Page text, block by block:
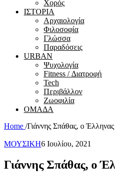
Χορός
ΙΣΤΟΡΙΑ
Αρχαιολογία
Φιλοσοφία
Γλώσσα
Παραδόσεις
URBAN
Ψυχολογία
Fitness / Διατροφή
Tech
Περιβάλλον
Ζωοφιλία
ΟΜΑΔΑ
Home /Γιάννης Σπάθας, ο
ΜΟΥΣΙΚΗ6 Ιουλίου, 2021
Γιάννης Σπάθας, ο